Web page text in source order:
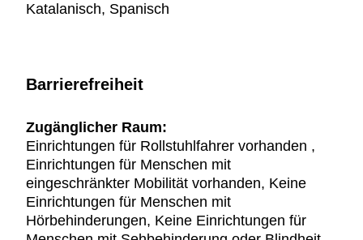
Katalanisch, Spanisch
Barrierefreiheit
Zugänglicher Raum:
Einrichtungen für Rollstuhlfahrer vorhanden ,
Einrichtungen für Menschen mit
eingeschränkter Mobilität vorhanden, Keine
Einrichtungen für Menschen mit
Hörbehinderungen, Keine Einrichtungen für